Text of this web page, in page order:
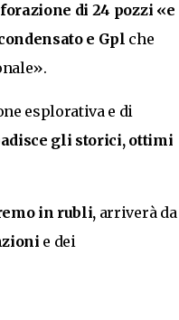
di 24 pozzi «e
e Gpl che
esplorativa e di
gli storici, ottimi
in rubli, arriverà da
e dei